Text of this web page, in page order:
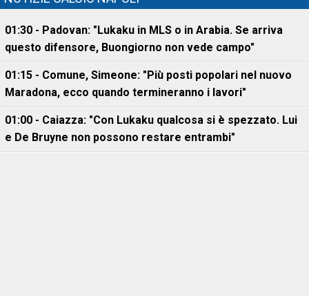
01:30 - Padovan: "Lukaku in MLS o in Arabia. Se arriva
questo difensore, Buongiorno non vede campo"
01:15 - Comune, Simeone: "Più posti popolari nel nuovo
Maradona, ecco quando termineranno i lavori"
01:00 - Caiazza: "Con Lukaku qualcosa si è spezzato. Lui
e De Bruyne non possono restare entrambi"